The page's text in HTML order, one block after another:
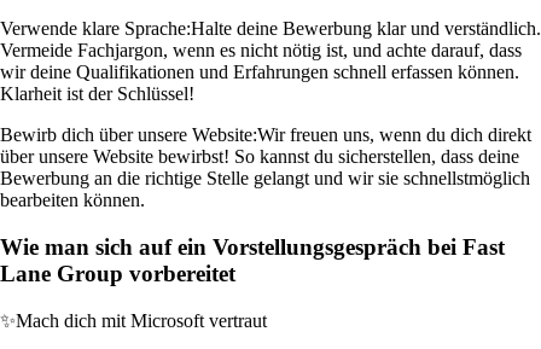
Verwende klare Sprache:Halte deine Bewerbung klar und verständlich.
Vermeide Fachjargon, wenn es nicht nötig ist, und achte darauf, dass
wir deine Qualifikationen und Erfahrungen schnell erfassen können.
Klarheit ist der Schlüssel!
Bewirb dich über unsere Website:Wir freuen uns, wenn du dich direkt
über unsere Website bewirbst! So kannst du sicherstellen, dass deine
Bewerbung an die richtige Stelle gelangt und wir sie schnellstmöglich
bearbeiten können.
Wie man sich auf ein Vorstellungsgespräch bei Fast
Lane Group vorbereitet
✨Mach dich mit Microsoft vertraut